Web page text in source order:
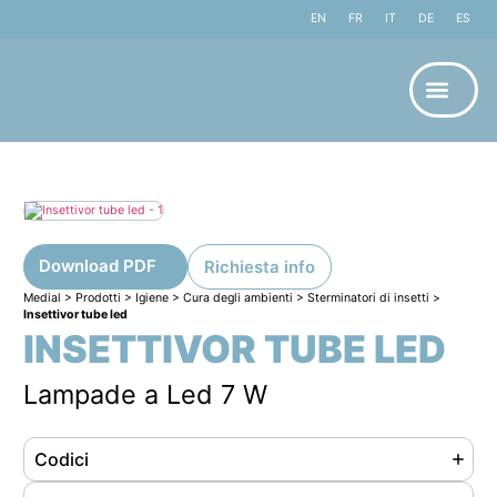
EN FR IT DE ES
Medial > Prodotti > Igiene> Cura degli ambienti > Sterminatori di insetti >
Insettivor tube led
INSETTIVOR TUBE LED
Lampade a Led 7 W
Codici
Download PDF Richiesta info